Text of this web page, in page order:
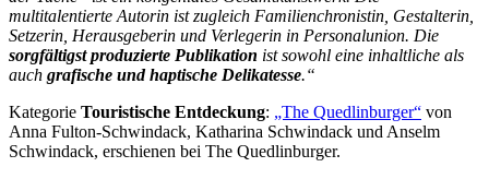
multitalentierte Autorin ist zugleich Familienchronistin, Gestalterin,
Setzerin, Herausgeberin und Verlegerin in Personalunion. Die
sorgfältigst produzierte Publikation ist sowohl eine inhaltliche als
auch grafische und haptische Delikatesse.“
Kategorie Touristische Entdeckung: „The Quedlinburger“ von
Anna Fulton-Schwindack, Katharina Schwindack und Anselm
Schwindack, erschienen bei The Quedlinburger.